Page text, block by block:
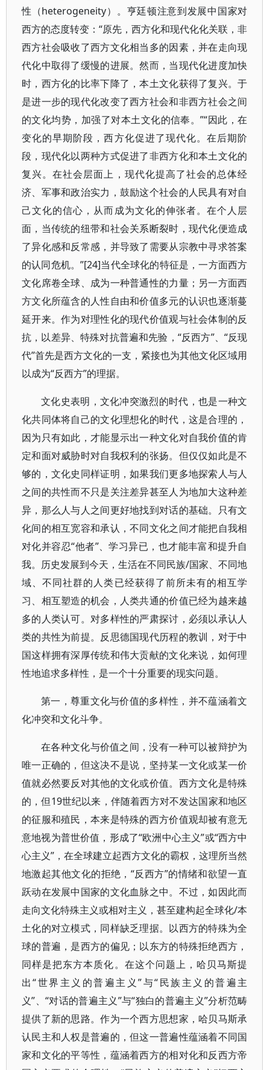
性（heterogeneity）。亨廷顿注意到发展中国家对
西方的态度转变：“原先，西方化和现代化化关联，非
西方社会吸收了西方文化相当多的因素，并在走向现
代化中取得了缓慢的进展。然而，当现代化进度加快
时，西方化的比率下降了，本土文化获得了复兴。于
是进一步的现代化改变了西方社会和非西方社会之间
的文化均势，加强了对本土文化的信奉。”“因此，在
变化的早期阶段，西方化促进了现代化。在后期阶
段，现代化以两种方式促进了非西方化和本土文化的
复兴。在社会层面上，现代化提高了社会的总体经
济、军事和政治实力，鼓励这个社会的人民具有对自
己文化的信心，从而成为文化的伸张者。在个人层
面，当传统的纽带和社会关系断裂时，现代化便造成
了异化感和反常感，并导致了需要从宗教中寻求答案
的认同危机。”[24]当代全球化的特征是，一方面西方
文化席卷全球、成为一种普通性的力量；另一方面西
方文化所蕴含的人性自由和价值多元的认识也逐渐蔓
延开来。作为对理性化的现代价值观与社会体制的反
抗，以差异、特殊对抗普遍和先验，“反西方”、“反现
代”首先是西方文化的一支，紧接也为其他文化区域用
以成为“反西方”的理据。
文化史表明，文化冲突激烈的时代，也是一种文
化共同体将自己的文化理想化的时代，这是合理的，
因为只有如此，才能显示出一种文化对自我价值的肯
定和面对威胁时对自我权利的张扬。但仅仅如此是不
够的，文化史同样证明，如果我们更多地探索人与人
之间的共性而不只是关注差异甚至人为地加大这种差
异，那么人与人之间更好地找到对话的基础。只有文
化间的相互宽容和承认，不同文化之间才能把自我相
对化并容忍“他者”、学习异已，也才能丰富和提升自
我。历史发展到今天，生活在不同民族/国家、不同地
域、不同社群的人类已经获得了前所未有的相互学
习、相互塑造的机会，人类共通的价值已经为越来越
多的人类认可。对多样性的严肃探讨，必须以承认人
类的共性为前提。反思德国现代历程的教训，对于中
国这样拥有深厚传统和伟大贡献的文化来说，如何理
性地追求多样性，是一个十分重要的现实问题。
第一，尊重文化与价值的多样性，并不蕴涵着文
化冲突和文化斗争。
在各种文化与价值之间，没有一种可以被辩护为
唯一正确的，但这决不是说，坚持某一文化或某一价
值就必然要反对其他的文化或价值。西方文化是特殊
的，但19世纪以来，伴随着西方对不发达国家和地区
的征服和殖民，本来是特殊的西方价值观却被有意无
意地视为普世价值，形成了“欧洲中心主义”或“西方中
心主义”，在全球建立起西方文化的霸权，这理所当然
地激起其他文化的拒绝，“反西方”的情绪和欲望一直
跃动在发展中国家的文化血脉之中。不过，如因此而
走向文化特殊主义或相对主义，甚至建构起全球化/本
土化的对立模式，同样缺乏理据。以西方的特殊为全
球的普遍，是西方的偏见；以东方的特殊拒绝西方，
同样是把东方本质化。在这个问题上，哈贝马斯提
出“世界主义的普遍主义”与“民族主义的普遍主
义”、“对话的普遍主义”与“独白的普遍主义”分析范畴
提供了新的思路。作为一个西方思想家，哈贝马斯承
认民主和人权是普遍的，但这一普遍性蕴涵着不同国
家和文化的平等性，蕴涵着西方的相对化和反西方帝